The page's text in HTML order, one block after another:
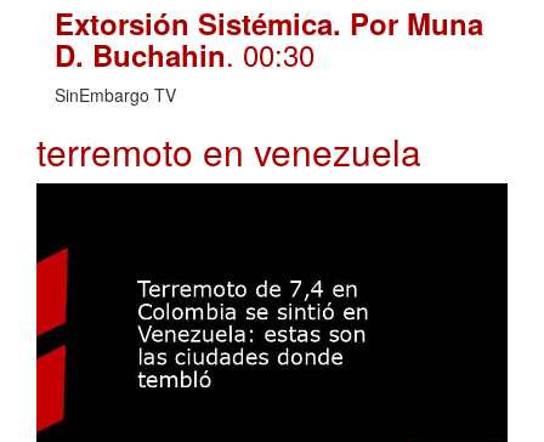
Extorsión Sistémica. Por Muna
D. Buchahin. 00:30
SinEmbargo TV
terremoto en venezuela